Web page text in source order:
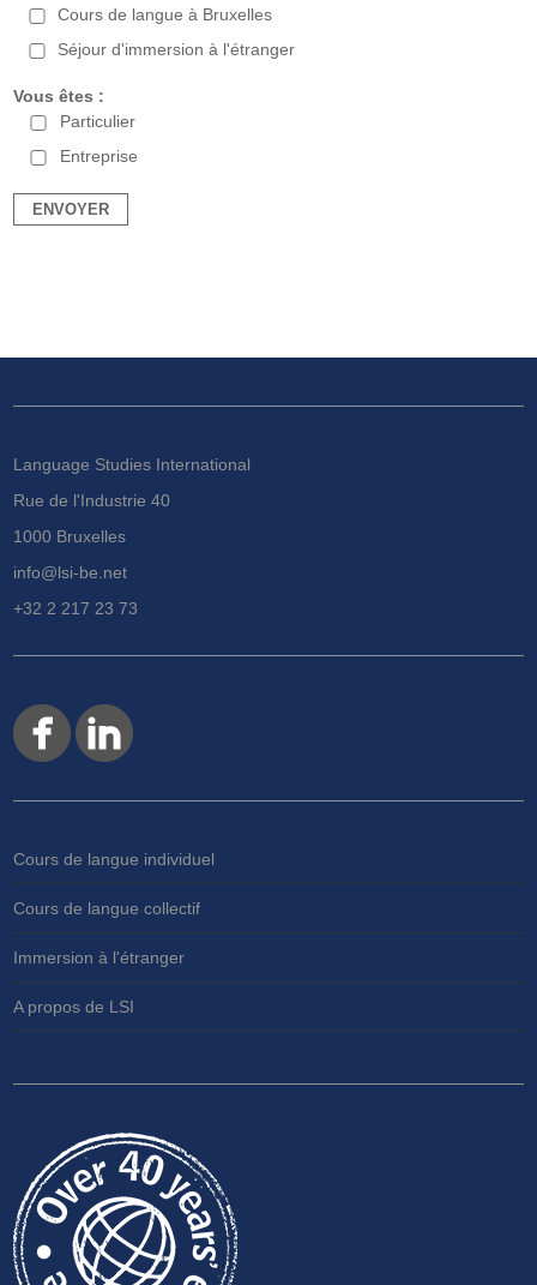
Cours de langue à Bruxelles
Séjour d'immersion à l'étranger
Vous êtes :
Particulier
Entreprise
Language Studies International
Rue de l'Industrie 40
1000 Bruxelles
info@lsi-be.net
+32 2 217 23 73
Cours de langue individuel
Cours de langue collectif
Immersion à l'étranger
A propos de LSI